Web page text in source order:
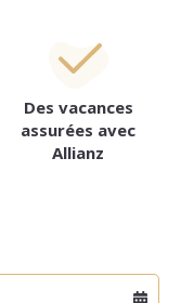
Des vacances
assurées avec
Allianz